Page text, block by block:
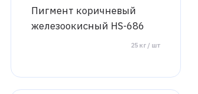
Пигмент коричневый
железоокисный HS-686
25 кг / шт